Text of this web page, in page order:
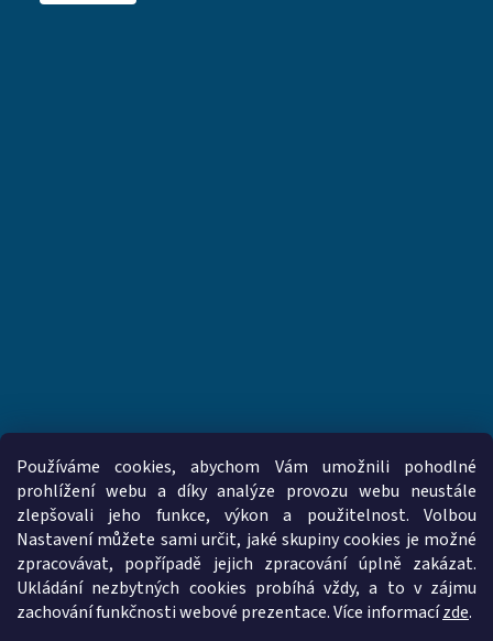
Používáme cookies, abychom Vám umožnili pohodlné
prohlížení webu a díky analýze provozu webu neustále
zlepšovali jeho funkce, výkon a použitelnost. Volbou
Nastavení můžete sami určit, jaké skupiny cookies je možné
zpracovávat, popřípadě jejich zpracování úplně zakázat.
Ukládání nezbytných cookies probíhá vždy, a to v zájmu
zachování funkčnosti webové prezentace. Více informacízde.
www.vzduchotechnika-ventilatory.cz www.palmat.cz